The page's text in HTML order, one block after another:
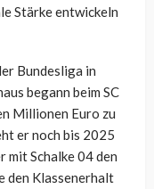
Stärke entwickeln
Bundesliga in
begann beim SC
Millionen Euro zu
er noch bis 2025
Schalke 04 den
den Klassenerhalt